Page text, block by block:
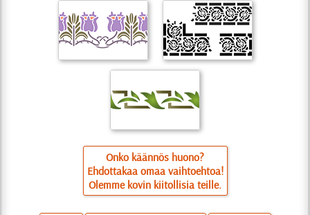
Onko käännös huono?
Ehdottakaa omaa vaihtoehtoa!
Olemme kovin kiitollisia teille.